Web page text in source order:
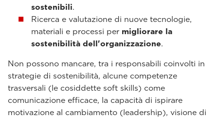
sostenibili.
Ricerca e valutazione di nuove tecnologie,
materiali e processi per migliorare la
sostenibilità dell'organizzazione.
Non possono mancare, tra i responsabili coinvolti in
strategie di sostenibilità, alcune competenze
trasversali (le cosiddette soft skills) come
comunicazione efficace, la capacità di ispirare
motivazione al cambiamento (leadership), visione di